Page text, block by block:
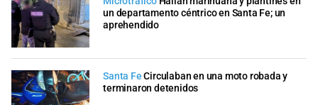
un departamento céntrico en Santa Fe; un
aprehendido
Santa Fe Circulaban en una moto robada y
terminaron detenidos